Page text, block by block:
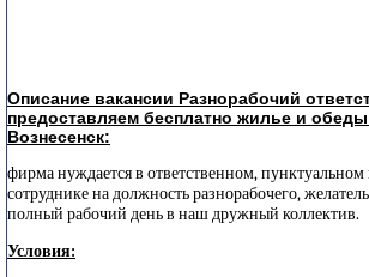
Описание вакансии Разнорабочий
предоставляем бесплатно жилье и
Вознесенск:
фирма нуждается в ответственном,
сотруднике на должность разнорабочего,
полный рабочий день в наш дружный коллектив.
Условия: